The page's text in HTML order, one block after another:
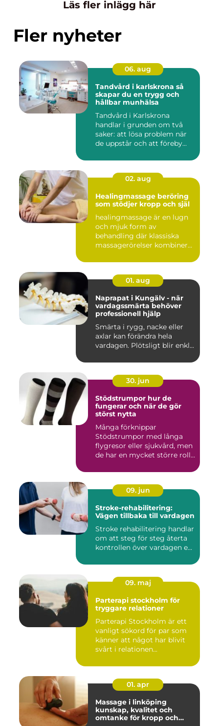
Läs fler inlägg här
Fler nyheter
06. aug
Tandvård i karlskrona så
skapar du en trygg och
hållbar munhälsa
Tandvård i Karlskrona
handlar i grunden om två
saker: att lösa problem när
de uppstår och att föreby...
02. aug
Healingmassage beröring
som stödjer kropp och själ
healingmassage är en lugn
och mjuk form av
behandling där klassiska
massagerörelser kombineras
01. aug
Naprapat i Kungälv - när
vardagssmärta behöver
professionell hjälp
Smärta i rygg, nacke eller
axlar kan förändra hela
vardagen. Plötsligt blir enkl...
30. jun
Stödstrumpor hur de
fungerar och när de gör
störst nytta
Många förknippar
Stödstrumpor med långa
flygresor eller sjukvård, men
de har en mycket större roll
09. jun
Stroke-rehabilitering:
Vägen tillbaka till vardagen
Stroke rehabilitering handlar
om att steg för steg återta
kontrollen över vardagen e...
09. maj
Parterapi stockholm för
tryggare relationer
Parterapi Stockholm är ett
vanligt sökord för par som
känner att något har blivit
svårt i relationen...
01. apr
Massage i linköping
kunskap, kvalitet och
omtanke för kropp och